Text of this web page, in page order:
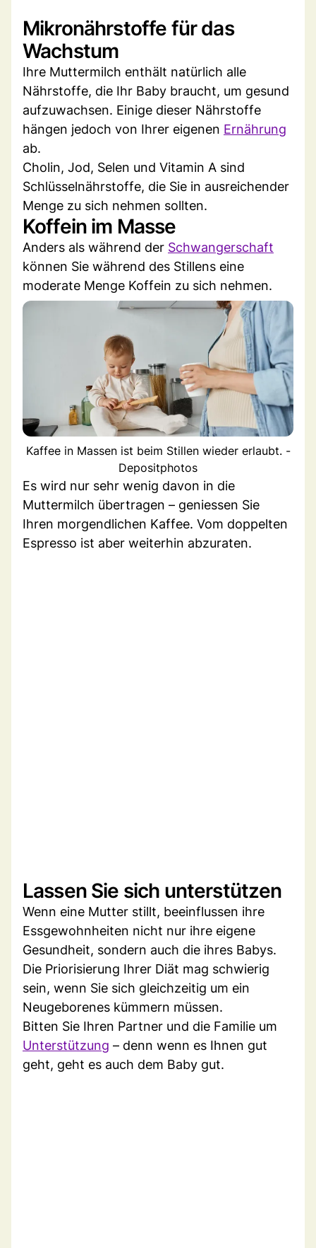
Mikronährstoffe für das
Wachstum
Ihre Muttermilch enthält natürlich alle
Nährstoffe, die Ihr Baby braucht, um gesund
aufzuwachsen. Einige dieser Nährstoffe
hängen jedoch von Ihrer eigenen Ernährung
ab.
Cholin, Jod, Selen und Vitamin A sind
Schlüsselnährstoffe, die Sie in ausreichender
Menge zu sich nehmen sollten.
Koffein im Masse
Anders als während der Schwangerschaft
können Sie während des Stillens eine
moderate Menge Koffein zu sich nehmen.
Kaffee in Massen ist beim Stillen wieder erlaubt. -
Depositphotos
Es wird nur sehr wenig davon in die
Muttermilch übertragen – geniessen Sie
Ihren morgendlichen Kaffee. Vom doppelten
Espresso ist aber weiterhin abzuraten.
Lassen Sie sich unterstützen
Wenn eine Mutter stillt, beeinflussen ihre
Essgewohnheiten nicht nur ihre eigene
Gesundheit, sondern auch die ihres Babys.
Die Priorisierung Ihrer Diät mag schwierig
sein, wenn Sie sich gleichzeitig um ein
Neugeborenes kümmern müssen.
Bitten Sie Ihren Partner und die Familie um
Unterstützung – denn wenn es Ihnen gut
geht, geht es auch dem Baby gut.